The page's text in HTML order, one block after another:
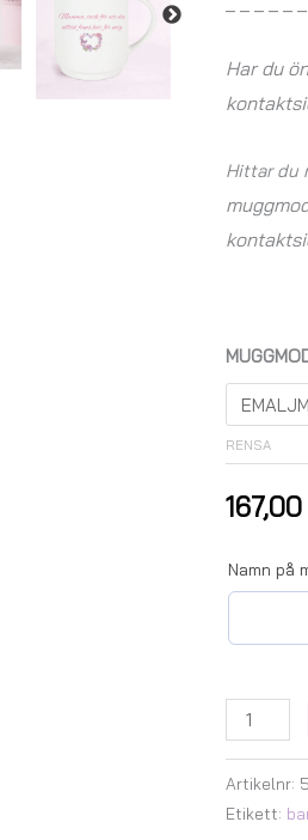
Har du
Hittar du
RENSA
167,00
Namn på
Artikelnr:
Etikett: